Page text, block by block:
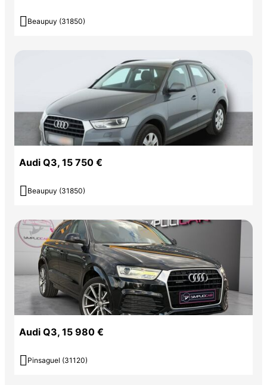
 Beaupuy (31850)
Audi Q3, 15 750 €
 Beaupuy (31850)
Audi Q3, 15 980 €
 Pinsaguel (31120)